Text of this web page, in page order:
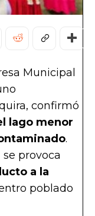
Municipal
confirmó
lago menor
.
provoca
a la
poblado